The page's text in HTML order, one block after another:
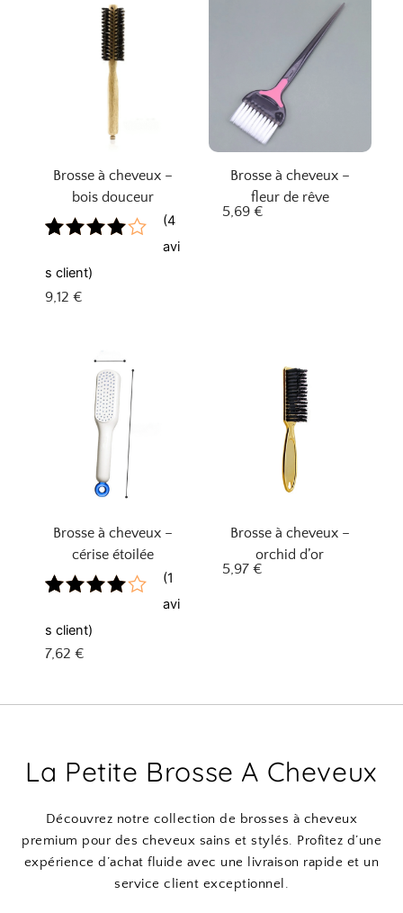
Brosse à cheveux –
bois douceur
4.00sur
5 basé
sur
(4
avi
s client)
9,12 €
Brosse à cheveux –
fleur de rêve
5,69 €
Brosse à cheveux –
cérise étoilée
4.00sur
5 basé
sur
client
(1
avi
s client)
7,62 €
Brosse à cheveux –
orchid d’or
5,97 €
La Petite Brosse A Cheveux
Découvrez notre collection de brosses à cheveux
premium pour des cheveux sains et stylés. Profitez d’une
expérience d’achat fluide avec une livraison rapide et un
service client exceptionnel.